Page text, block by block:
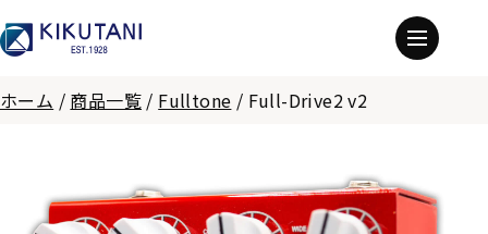
ホーム / 商品一覧 / Fulltone / Full-Drive2 v2